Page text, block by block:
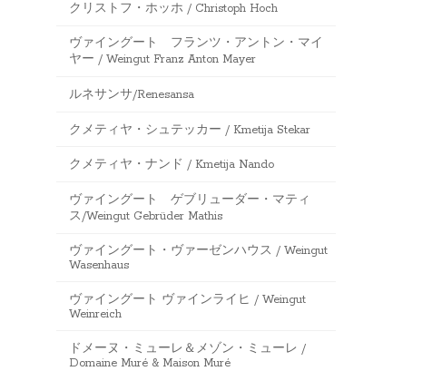
クリストフ・ホッホ / Christoph Hoch
ヴァイングート フランツ・アントン・マイ
ヤー / Weingut Franz Anton Mayer
ルネサンサ/Renesansa
クメティヤ・シュテッカー / Kmetija Stekar
クメティヤ・ナンド / Kmetija Nando
ヴァイングート ゲブリューダー・マティ
ス/Weingut Gebrüder Mathis
ヴァイングート・ヴァーゼンハウス / Weingut
Wasenhaus
ヴァイングート ヴァインライヒ / Weingut
Weinreich
ドメーヌ・ミューレ＆メゾン・ミューレ /
Domaine Muré & Maison Muré